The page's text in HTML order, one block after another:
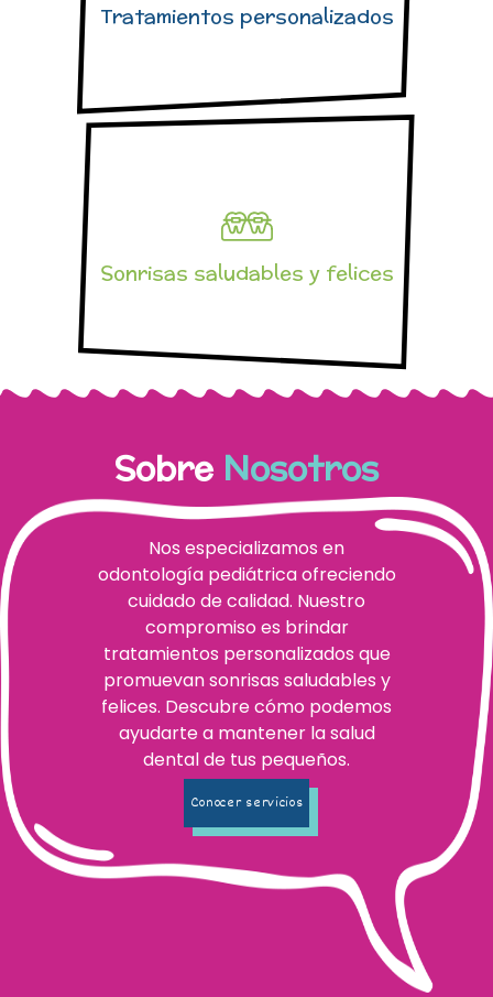
Tratamientos personalizados
Sonrisas saludables y felices
Sobre Nosotros
Nos especializamos en
odontología pediátrica ofreciendo
cuidado de calidad. Nuestro
compromiso es brindar
tratamientos personalizados que
promuevan sonrisas saludables y
felices. Descubre cómo podemos
ayudarte a mantener la salud
dental de tus pequeños.
Conocer servicios